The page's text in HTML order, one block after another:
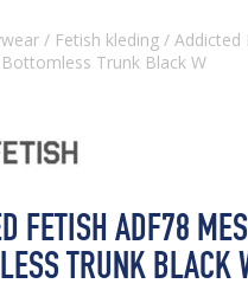
/ Fetish kleding / Addicted
Trunk Black W
FETISH ADF78
TRUNK BLACK